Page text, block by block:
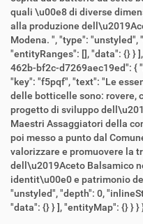
quali \u00e8 di diverse
alla produzione
Modena. ", "type": "unstyled", "depth": 0, "inlineStyleRanges": [],
"entityRanges": [], "data": {} } ], "entityMap": {} } }, "dd7be5b6-94e2-
462b-bf2c-d7269aec19ed": { "@type": "text", "text": { "blocks": [ {
"key": "f5pqf", "text": "Le essenze di legni usati per la costruzione
delle botticelle sono: rovere,
progetto di sviluppo
Maestri Assaggiatori della
poi messo a punto dal
valorizzare e promuovere la
dell\u2019Aceto Balsamico
identit\u00e0 e patrimonio della
"unstyled", "depth": 0, "inlineStyleRanges": [], "entityRanges": [],
"data": {} } ],